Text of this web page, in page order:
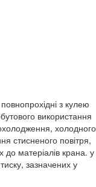
з кулею
використання
холодного
стисненого повітря,
до матеріалів крана. у
зазначених у